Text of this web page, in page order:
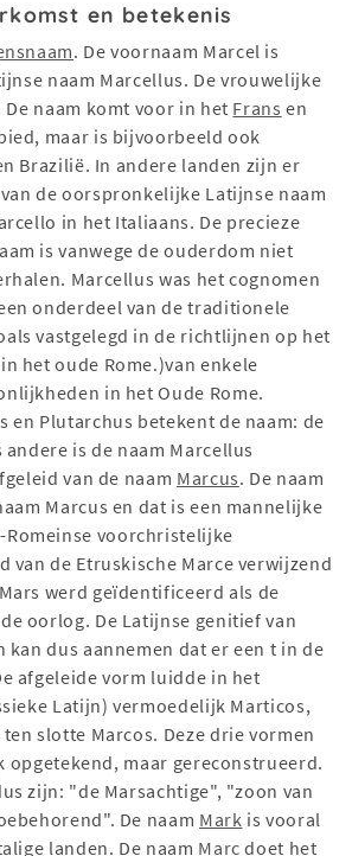
en betekenis
. De voornaam Marcel is
naam Marcellus. De vrouwelijke
naam komt voor in het Frans en
maar is bijvoorbeeld ook
Brazilië. In andere landen zijn er
de oorspronkelijke Latijnse naam
in het Italiaans. De precieze
is vanwege de ouderdom niet
Marcellus was het cognomen
onderdeel van de traditionele
vastgelegd in de richtlijnen op het
het oude Rome.)van enkele
in het Oude Rome.
en Plutarchus betekent de naam: de
is de naam Marcellus
van de naam Marcus. De naam
Marcus en dat is een mannelijke
Romeinse voorchristelijke
van de Etruskische Marce verwijzend
werd geïdentificeerd als de
oorlog. De Latijnse genitief van
kan dus aannemen dat er een t in de
afgeleide vorm luidde in het
Latijn) vermoedelijk Marticos,
slotte Marcos. Deze drie vormen
maar gereconstrueerd.
zijn: "de Marsachtige", "zoon van
De naam Mark is vooral
landen. De naam Marc doet het